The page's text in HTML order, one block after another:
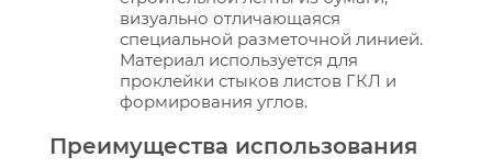
визуально отличающаяся
специальной разметочной линией.
Материал используется для
проклейки стыков листов ГКЛ и
формирования углов.
Преимущества использования